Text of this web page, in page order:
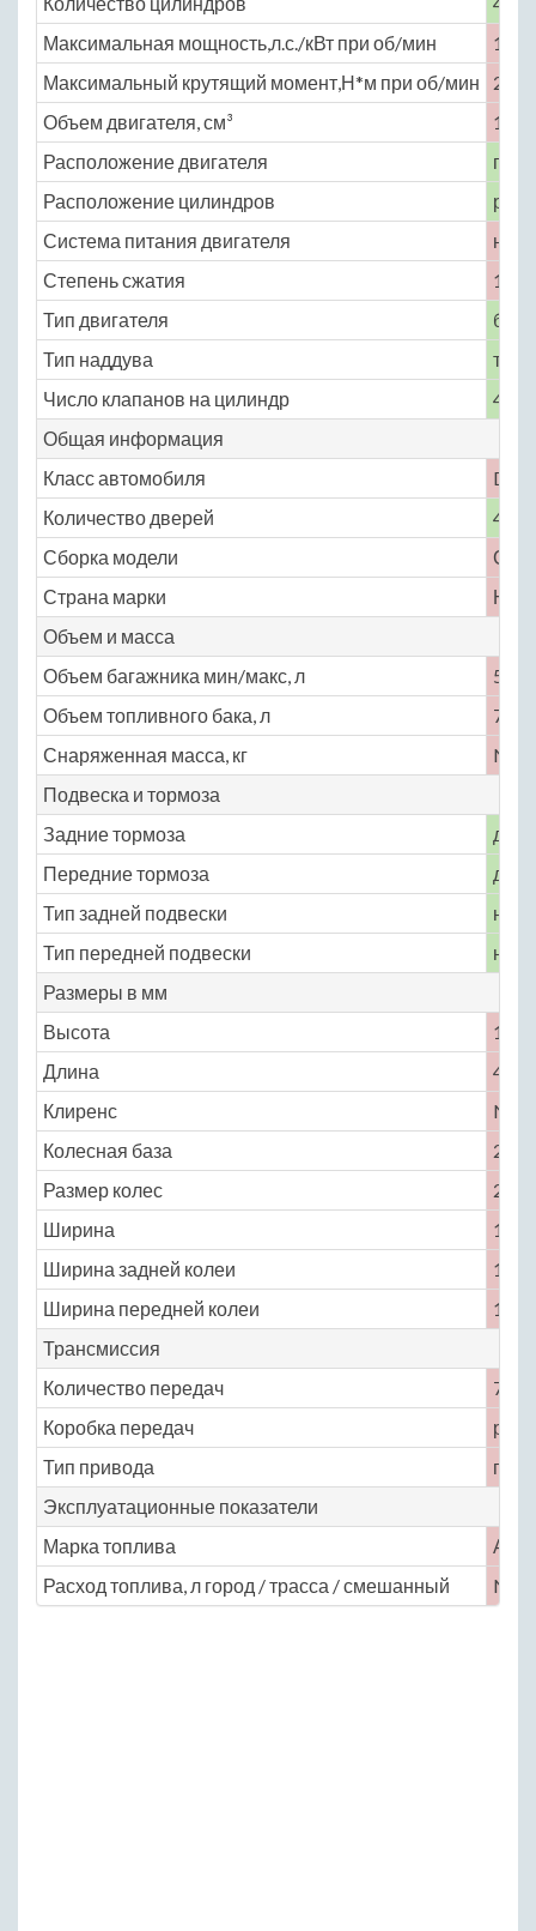
Максимальная мощность,л.с./кВт при об/мин
178
Максимальный крутящий момент,Н*м при об/мин
265
Объем двигателя, см³
1596
Расположение двигателя
Расположение цилиндров
Система питания двигателя
Степень сжатия
10
Тип двигателя
Тип наддува
Число клапанов на цилиндр
4
Общая информация
Класс автомобиля
D
Количество дверей
4
Сборка модели
Страна марки
Объем и масса
Объем багажника мин/макс, л
510
Объем топливного бака, л
70
Снаряженная масса, кг
No
Подвеска и тормоза
Задние тормоза
Передние тормоза
Тип задней подвески
Тип передней подвески
Размеры в мм
Высота
1465
Длина
4855
Клиренс
No
Колесная база
2805
Размер колес
205
Ширина
1860
Ширина задней колеи
1595
Ширина передней колеи
1594
Трансмиссия
Количество передач
7
Коробка передач
Тип привода
Эксплуатационные показатели
Марка топлива
АИ-
Расход топлива, л город / трасса / смешанный
No